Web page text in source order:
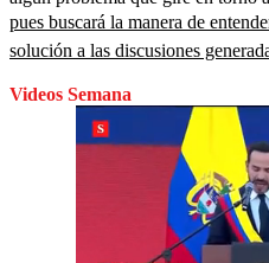
pues buscará la manera de
solución a las discusiones
Videos Semana